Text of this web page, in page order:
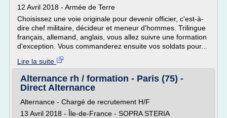
12 Avril 2018 - Armée de Terre
Choisissez une voie originale pour devenir officier, c'est-à-
dire chef militaire, décideur et meneur d'hommes. Trilingue
français, allemand, anglais, vous allez suivre une formation
d'exception. Vous commanderez ensuite vos soldats pour...
Lire la suite
Alternance rh / formation - Paris (75) -
Direct Alternance
Alternance - Chargé de recrutement H/F
13 Avril 2018 - Île-de-France - SOPRA STERIA